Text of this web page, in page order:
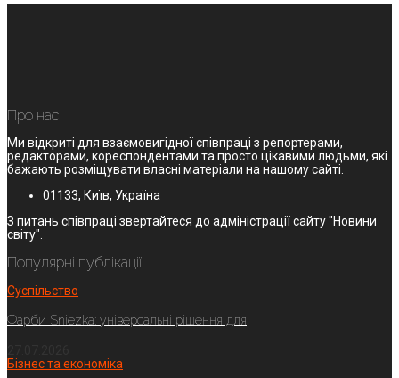
Про нас
Ми відкриті для взаємовигідної співпраці з репортерами,
редакторами, кореспондентами та просто цікавими людьми, які
бажають розміщувати власні матеріали на нашому сайті.
01133, Київ, Україна
З питань співпраці звертайтеся до адміністрації сайту "Новини
світу".
Популярні публікації
Суспільство
Фарби Sniezka: універсальні рішення для
Бізнес та економіка